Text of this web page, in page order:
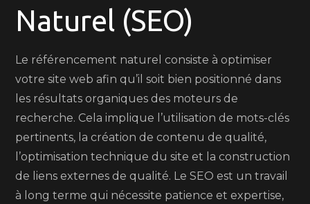
Naturel (SEO)
Le référencement naturel consiste à optimiser
votre site web afin qu’il soit bien positionné dans
les résultats organiques des moteurs de
recherche. Cela implique l’utilisation de mots-clés
pertinents, la création de contenu de qualité,
l’optimisation technique du site et la construction
de liens externes de qualité. Le SEO est un travail
à long terme qui nécessite patience et expertise,